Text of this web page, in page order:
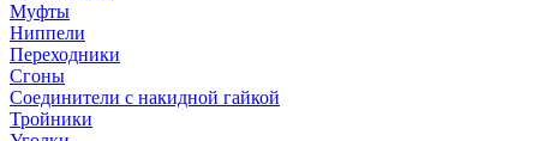
Муфты
Ниппели
Переходники
Сгоны
Соединители с накидной гайкой
Тройники